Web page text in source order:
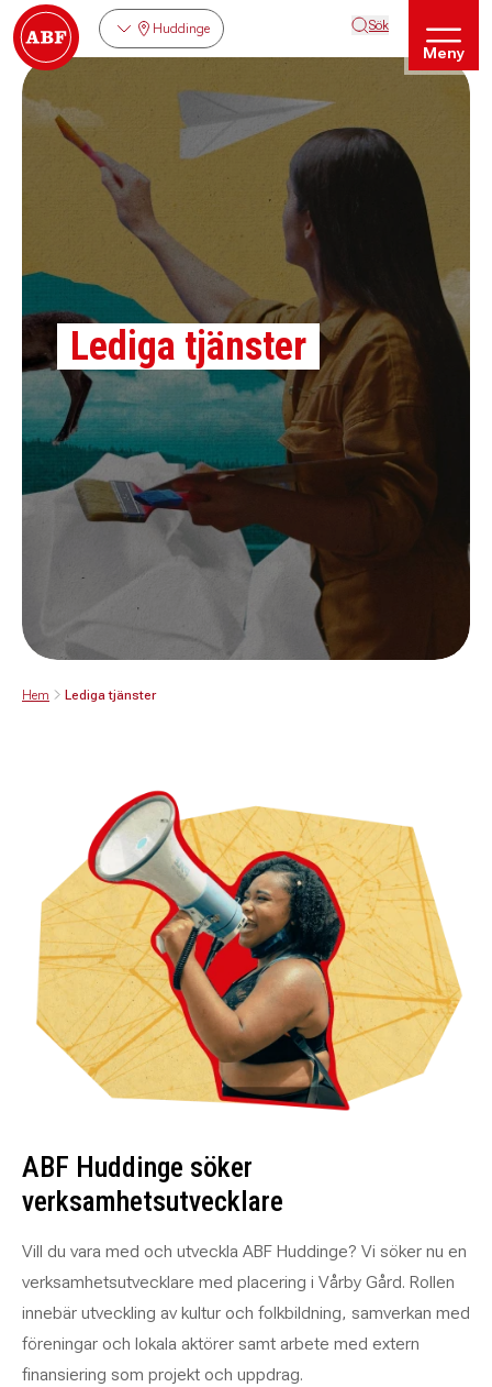
Huddinge Sök
Meny
Lediga tjänster
Hem Lediga tjänster
ABF Huddinge söker
verksamhetsutvecklare
Vill du vara med och utveckla ABF Huddinge? Vi söker nu en
verksamhetsutvecklare med placering i Vårby Gård. Rollen
innebär utveckling av kultur och folkbildning, samverkan med
föreningar och lokala aktörer samt arbete med extern
finansiering som projekt och uppdrag.